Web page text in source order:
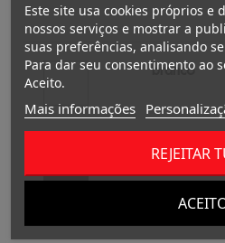
branco
preto
Este site usa cookies próprios e
nossos serviços e mostrar a
suas preferências, analisando
Para dar seu consentimento ao
Aceito.
Mais informações
REJEITAR